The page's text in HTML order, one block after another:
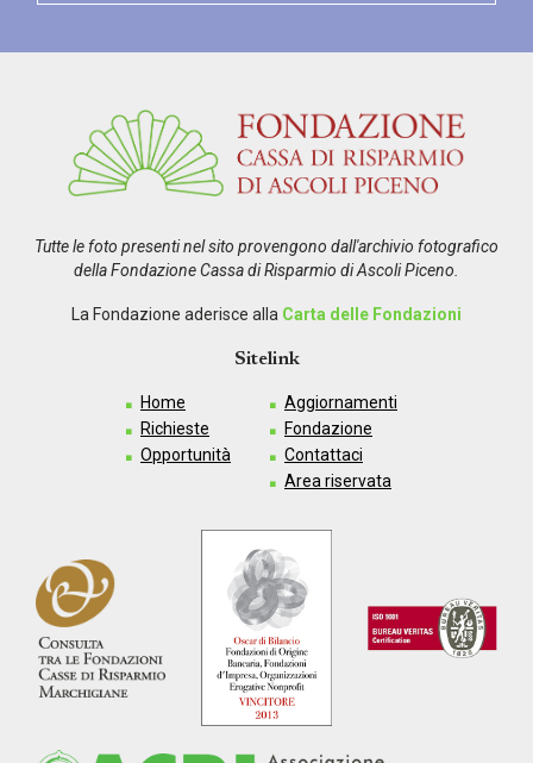
Tutte le foto presenti nel sito provengono dall'archivio fotografico
della Fondazione Cassa di Risparmio di Ascoli Piceno.
La Fondazione aderisce alla Carta delle Fondazioni
Sitelink
Home
Richieste
Opportunità
Aggiornamenti
Fondazione
Contattaci
Area riservata